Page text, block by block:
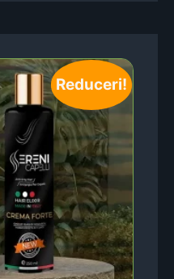
Reduceri!